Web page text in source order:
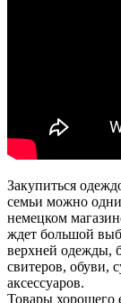
Закупиться
семьи можно
немецком
ждет большой
верхней одежды,
свитеров, обуви,
аксессуаров.
Товары хорошего